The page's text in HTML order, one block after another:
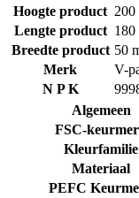
Hoogte product 200
Lengte product 180
Breedte product 50
Merk
V-
N P K
Algemeen
FSC-
Kleurfamilie
Materiaal
PEFC